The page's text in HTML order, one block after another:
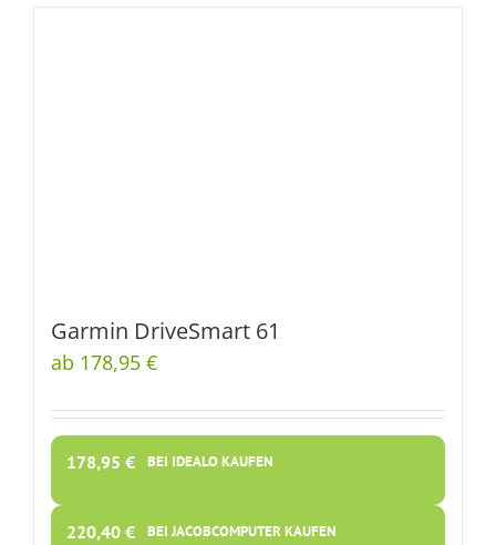
Garmin DriveSmart 61
ab 178,95 €
178,95 € BEI IDEALO KAUFEN
220,40 € BEI JACOBCOMPUTER KAUFEN